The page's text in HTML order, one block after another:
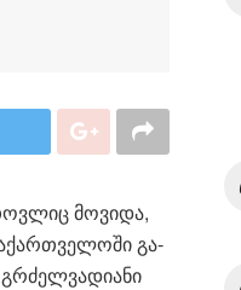
მო­ვი­და,
გა­